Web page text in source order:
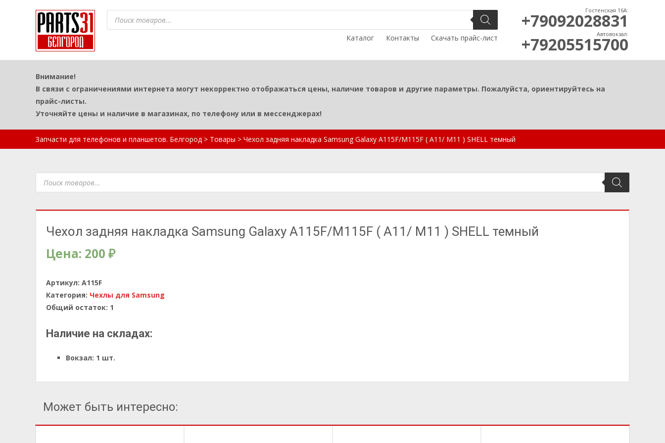
Поиск
товаров
Каталог
Контакты Скачать прайс-лист
Гостенская 16А:
+79092028831
Автовокзал:
+79205515700
Внимание!
В связи с ограничениями интернета могут некорректно отображаться цены, наличие товаров и другие параметры. Пожалуйста, ориентируйтесь на
прайс-листы.
Уточняйте цены и наличие в магазинах, по телефону или в мессенджерах!
Запчасти для телефонов и планшетов. Белгород > Товары > Чехол задняя накладка Samsung Galaxy A115F/M115F ( A11/ M11 ) SHELL темный
Поиск
товаров
Чехол задняя накладка Samsung Galaxy A115F/M115F ( A11/ M11 ) SHELL темный
Цена: 200 ₽
Артикул: A115F
Категория: Чехлы для Samsung
Общий остаток: 1
Наличие на складах:
Вокзал: 1 шт.
Может быть интересно: